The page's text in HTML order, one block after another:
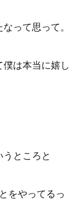
って思って。
は本当に嬉し
ところと
をやってるっ